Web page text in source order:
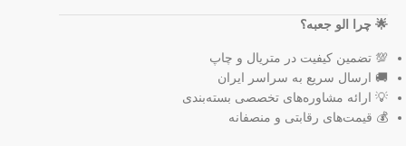
🌟 چرا الو جعبه؟
💯 تضمین کیفیت در متریال و چاپ
🚚 ارسال سریع به سراسر ایران
💡 ارائه مشاوره‌های تخصصی بسته‌بندی
💰 قیمت‌های رقابتی و منصفانه